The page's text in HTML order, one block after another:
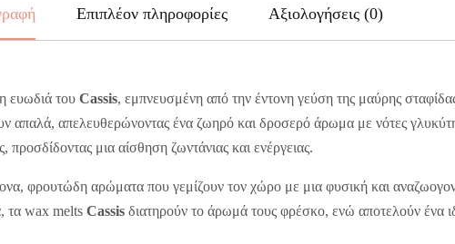
Επιπλέον πληροφορίες Αξιολογήσεις (0)
ευωδιά του Cassis, εμπνευσμένη από την έντονη γεύση της μαύρης
απαλά, απελευθερώνοντας ένα ζωηρό και δροσερό άρωμα με νότες
προσδίδοντας μια αίσθηση ζωντάνιας και ενέργειας.
φρουτώδη αρώματα που γεμίζουν τον χώρο με μια φυσική και
τα wax melts Cassis διατηρούν το άρωμά τους φρέσκο, ενώ αποτελούν ένα